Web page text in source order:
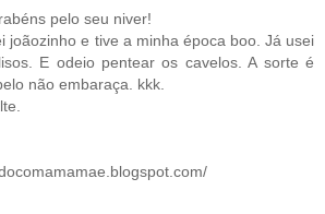
pelo seu niver!
joãozinho e tive a minha época boo. Já usei
E odeio pentear os cavelos. A sorte é
não embaraça. kkk.